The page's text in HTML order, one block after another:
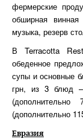
фермерские
обширная
музыка, резерв
В Terracotta
обеденное
супы и основные
грн, из 3 блюд –
(дополнительно
Евразия